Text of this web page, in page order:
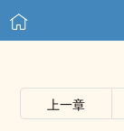
上一章